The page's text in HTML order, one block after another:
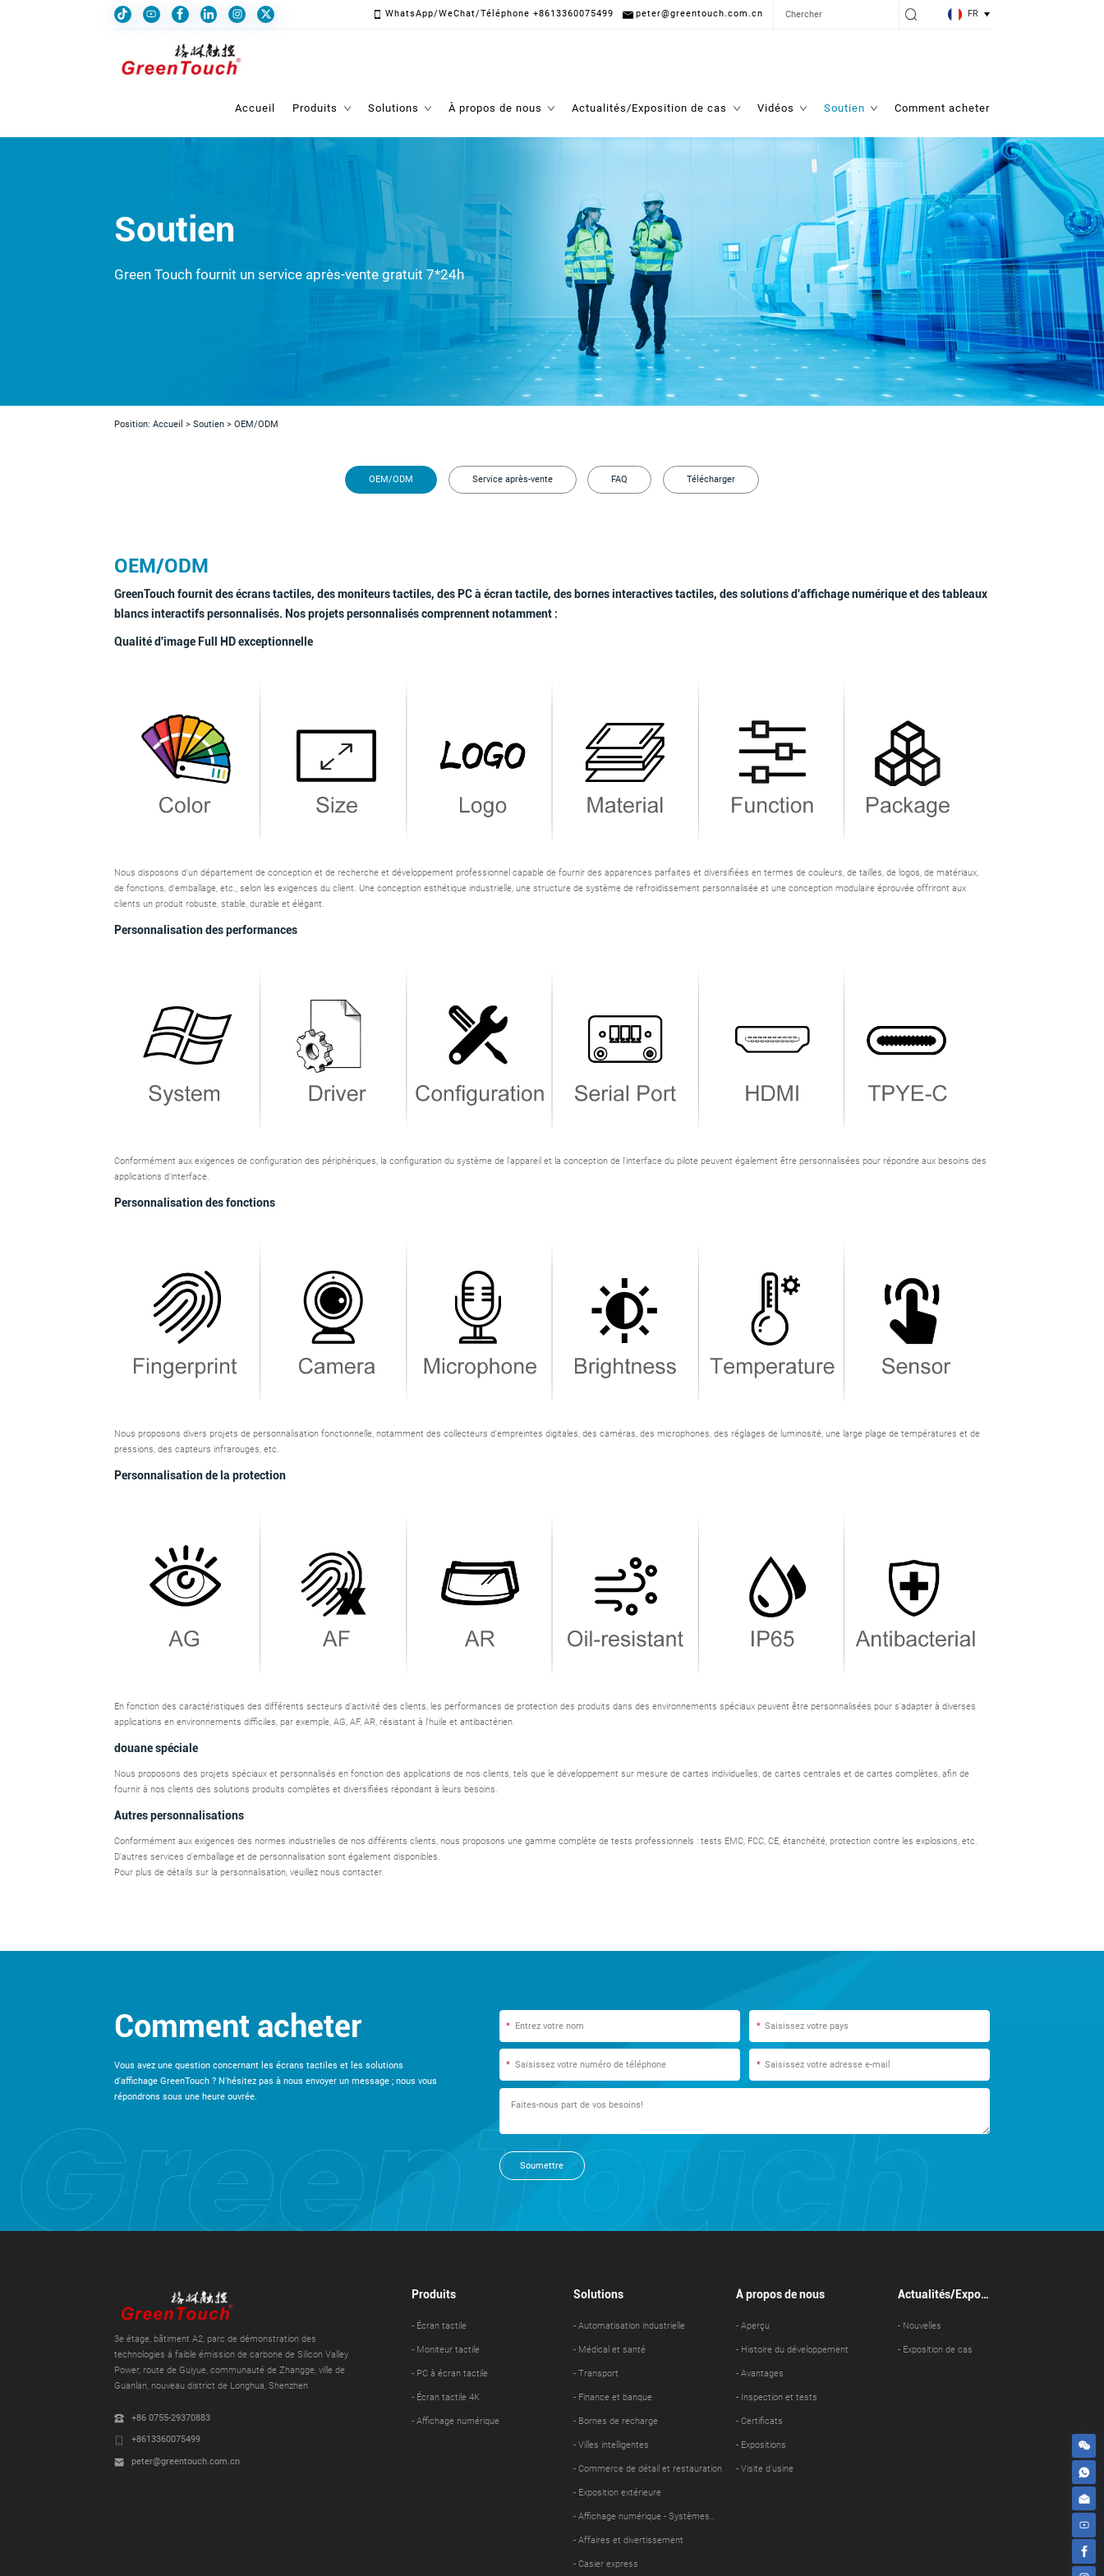
WhatsApp/WeChat/Téléphone +8613360075499 peter@greentouch.com.cn FR
Accueil Produits Solutions À propos de nous Actualités/Exposition de cas Vidéos Soutien Comment acheter
Soutien
Green Touch fournit un service après-vente gratuit 7*24h
Position: Accueil > Soutien>OEM/ODM
OEM/ODM Service après-vente FAQ Télécharger
OEM/ODM
GreenTouch fournit des écrans tactiles, des moniteurs tactiles, des PC à écran tactile, des bornes interactives tactiles, des solutions d'affichage numérique et des tableaux
blancs interactifs personnalisés. Nos projets personnalisés comprennent notamment :
Qualité d'image Full HD exceptionnelle
Nous disposons d'un département de conception et de recherche et développement professionnel capable de fournir des apparences parfaites et diversifiées en termes de couleurs, de tailles, de logos, de matériaux,
de fonctions, d'emballage, etc., selon les exigences du client. Une conception esthétique industrielle, une structure de système de refroidissement personnalisée et une conception modulaire éprouvée offriront aux
clients un produit robuste, stable, durable et élégant.
Personnalisation des performances
Conformément aux exigences de configuration des périphériques, la configuration du système de l'appareil et la conception de l'interface du pilote peuvent également être personnalisées pour répondre aux besoins des
applications d'interface.
Personnalisation des fonctions
Nous proposons divers projets de personnalisation fonctionnelle, notamment des collecteurs d'empreintes digitales, des caméras, des microphones, des réglages de luminosité, une large plage de températures et de
pressions, des capteurs infrarouges, etc.
Personnalisation de la protection
En fonction des caractéristiques des différents secteurs d'activité des clients, les performances de protection des produits dans des environnements spéciaux peuvent être personnalisées pour s'adapter à diverses
applications en environnements difficiles, par exemple, AG, AF, AR, résistant à l'huile et antibactérien.
douane spéciale
Nous proposons des projets spéciaux et personnalisés en fonction des applications de nos clients, tels que le développement sur mesure de cartes individuelles, de cartes centrales et de cartes complètes, afin de
fournir à nos clients des solutions produits complètes et diversifiées répondant à leurs besoins.
Autres personnalisations
Conformément aux exigences des normes industrielles de nos différents clients, nous proposons une gamme complète de tests professionnels : tests EMC, FCC, CE, étanchéité, protection contre les explosions, etc.
D'autres services d'emballage et de personnalisation sont également disponibles.
Pour plus de détails sur la personnalisation, veuillez nous contacter.
Comment acheter
Vous avez une question concernant les écrans tactiles et les solutions
d'affichage GreenTouch ? N'hésitez pas à nous envoyer un message ; nous vous
répondrons sous une heure ouvrée.
* *
* *
Soumettre
3e étage, bâtiment A2, parc de démonstration des
technologies à faible émission de carbone de Silicon Valley
Power, route de Guiyue, communauté de Zhangge, ville de
Guanlan, nouveau district de Longhua, Shenzhen
+86 0755-29370883
+8613360075499
peter@greentouch.com.cn
Produits
- Écran tactile
- Moniteur tactile
- PC à écran tactile
- Écran tactile 4K
- Affichage numérique
Solutions
- Automatisation industrielle
- Médical et santé
- Transport
- Finance et banque
- Bornes de recharge
- Villes intelligentes
- Commerce de détail et restauration
- Exposition extérieure
- Affichage numérique - Systèmes
d'information
- Affaires et divertissement
- Casier express
À propos de nous
- Aperçu
- Histoire du développement
- Avantages
- Inspection et tests
- Certificats
- Expositions
- Visite d'usine
Actualités/Exposi
- Nouvelles
- Exposition de cas